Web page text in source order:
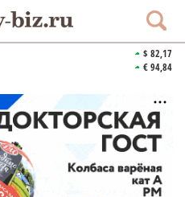
$ 82,17
€ 94,84